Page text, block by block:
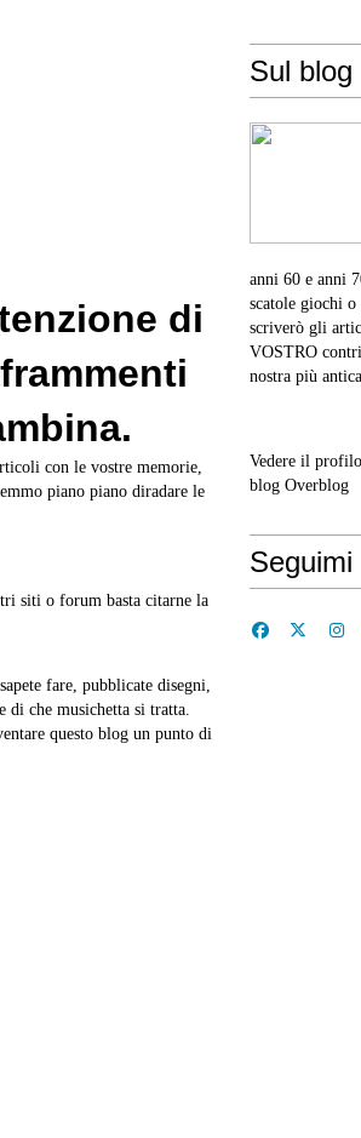
di
con le vostre memorie,
piano piano diradare le
siti o forum basta citarne la
fare, pubblicate disegni,
che musichetta si tratta.
questo blog un punto di
Sul blog
anni 60 e anni
scatole giochi
scriverò gli
VOSTRO
nostra più
Vedere il
blog Overblog
Seguimi